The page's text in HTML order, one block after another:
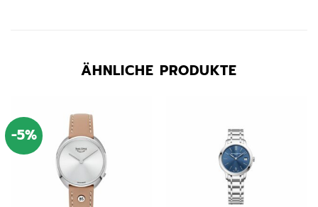
ÄHNLICHE PRODUKTE
-5%